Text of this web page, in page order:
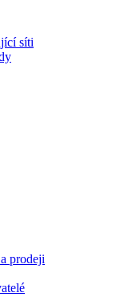
síti
prodeji